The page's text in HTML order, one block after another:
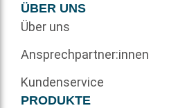
ÜBER UNS
Über uns
Ansprechpartner:innen
Kundenservice
PRODUKTE